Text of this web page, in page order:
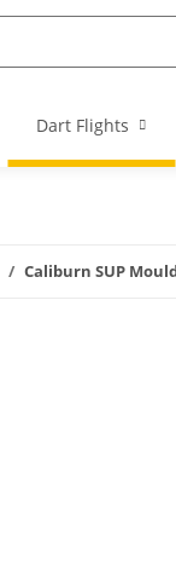
Dart Flights
Caliburn SUP